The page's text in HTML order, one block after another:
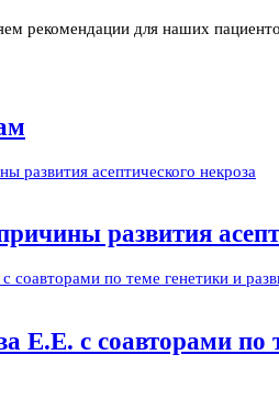
рекомендации для наших
развития
Е.Е. с соавторами